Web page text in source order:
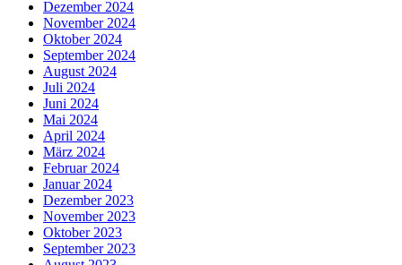
Dezember 2024
November 2024
Oktober 2024
September 2024
August 2024
Juli 2024
Juni 2024
Mai 2024
April 2024
März 2024
Februar 2024
Januar 2024
Dezember 2023
November 2023
Oktober 2023
September 2023